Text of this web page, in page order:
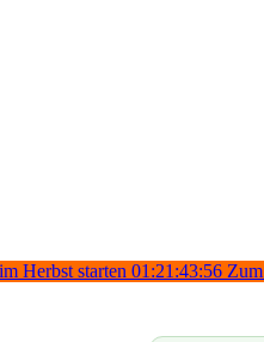
Herbst starten 01:21:43:55